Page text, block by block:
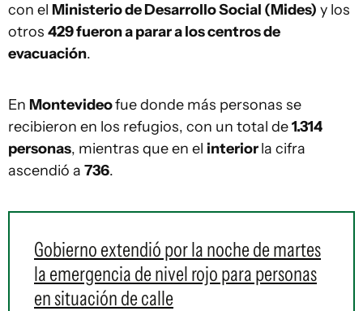
con el Ministerio de Desarrollo Social (Mides) y los
otros 429 fueron a parar a los centros de
evacuación.
En Montevideofue donde más personas se
recibieron en los refugios, con un total de1.314
personas, mientras que en el interiorla cifra
ascendió a 736.
Gobierno extendió por la noche de martes
la emergencia de nivel rojo para personas
en situación de calle